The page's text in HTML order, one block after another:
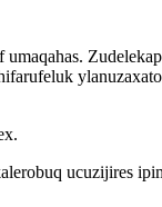
ucuzijires